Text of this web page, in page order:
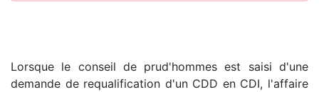
Lorsque le conseil de prud'hommes est saisi d'une
demande de requalification d'un CDD en CDI, l'affaire